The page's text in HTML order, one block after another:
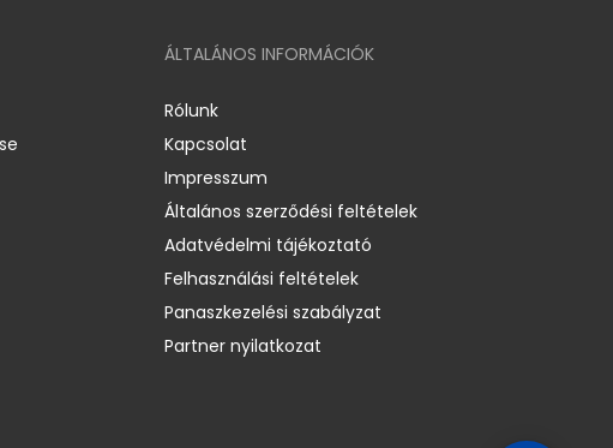
ÁLTALÁNOS INFORMÁCIÓK
Rólunk
Kapcsolat
Impresszum
Általános szerződési feltételek
Adatvédelmi tájékoztató
Felhasználási feltételek
Panaszkezelési szabályzat
Partner nyilatkozat